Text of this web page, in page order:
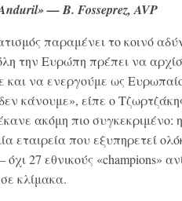
— B. Fosseprez, AVP
παραμένει το κοινό
την Ευρώπη πρέπει να
και να ενεργούμε ως
κάνουμε», είπε ο
ακόμη πιο
εταιρεία που εξυπηρετεί
27 εθνικούς «champions»
κλίμακα.